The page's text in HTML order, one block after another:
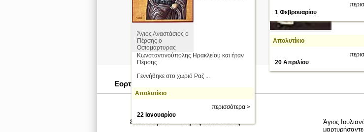
Απολυτίκιο
20 Απριλίου
1 Φεβρουαρίου
Άγιος Αναστάσιος ο
Πέρσης ο
Οσιομάρτυρας
Κωνσταντινούπολης Ηρακλείου και ήταν
Πέρσης.
Γεννήθηκε στο χωριό Ραζ ...
Απολυτίκιο
περισσότερα >
22 Ιανουαρίου
Εορταστικές Ημερομηνίες
8 Ιανουαρίου Άγιος Αναστάσιος
Άγιος